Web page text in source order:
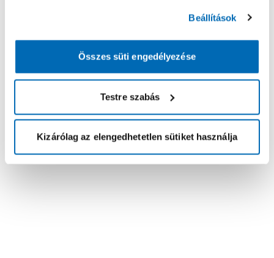
Beállítások
Összes süti engedélyezése
Testre szabás
Kizárólag az elengedhetetlen sütiket használja